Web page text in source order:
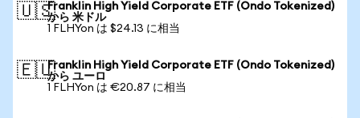
🇺🇸Franklin High Yield Corporate ETF (Ondo Tokenized)
から 米ドル
1 FLHYon は $24.13 に相当
🇪🇺Franklin High Yield Corporate ETF (Ondo Tokenized)
から ユーロ
1 FLHYon は €20.87 に相当